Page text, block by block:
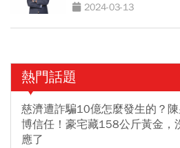
2024-03-13
熱門話題
慈濟遭詐騙10億怎麼發生的？
博信任！豪宅藏158公斤黃金，
應了